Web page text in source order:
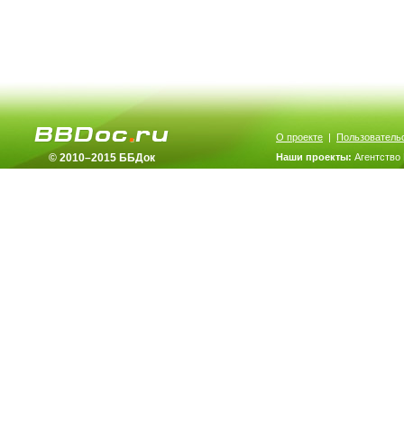
© 2010–2015 ББДок
О проекте |
Наши проекты: